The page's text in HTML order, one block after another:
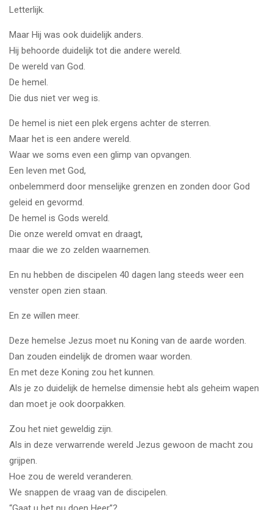
Letterlijk.
Maar Hij was ook duidelijk anders.
Hij behoorde duidelijk tot die andere wereld.
De wereld van God.
De hemel.
Die dus niet ver weg is.
De hemel is niet een plek ergens achter de sterren.
Maar het is een andere wereld.
Waar we soms even een glimp van opvangen.
Een leven met God,
onbelemmerd door menselijke grenzen en zonden door God
geleid en gevormd.
De hemel is Gods wereld.
Die onze wereld omvat en draagt,
maar die we zo zelden waarnemen.
En nu hebben de discipelen 40 dagen lang steeds weer een
venster open zien staan.
En ze willen meer.
Deze hemelse Jezus moet nu Koning van de aarde worden.
Dan zouden eindelijk de dromen waar worden.
En met deze Koning zou het kunnen.
Als je zo duidelijk de hemelse dimensie hebt als geheim wapen
dan moet je ook doorpakken.
Zou het niet geweldig zijn.
Als in deze verwarrende wereld Jezus gewoon de macht zou
grijpen.
Hoe zou de wereld veranderen.
We snappen de vraag van de discipelen.